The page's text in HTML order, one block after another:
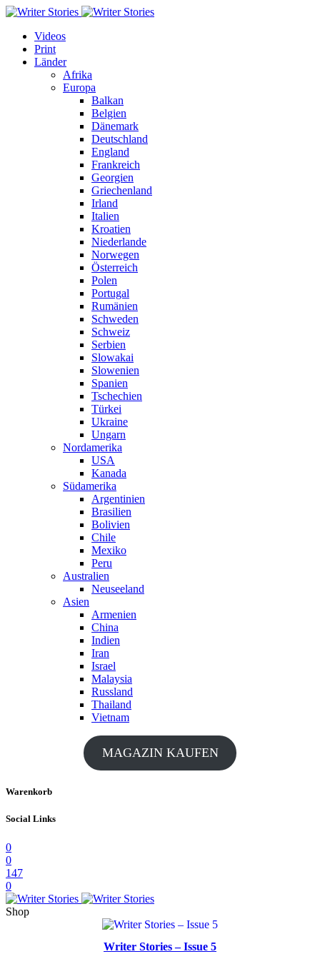
Videos
Print
Länder
Afrika
Europa
Balkan
Belgien
Dänemark
Deutschland
England
Frankreich
Georgien
Griechenland
Irland
Italien
Kroatien
Niederlande
Norwegen
Österreich
Polen
Portugal
Rumänien
Schweden
Schweiz
Serbien
Slowakai
Slowenien
Spanien
Tschechien
Türkei
Ukraine
Ungarn
Nordamerika
USA
Kanada
Südamerika
Argentinien
Brasilien
Bolivien
Chile
Mexiko
Peru
Australien
Neuseeland
Asien
Armenien
China
Indien
Iran
Israel
Malaysia
Russland
Thailand
Vietnam
MAGAZIN KAUFEN
Warenkorb
Social Links
0
0
147
0
Shop
Writer Stories – Issue 5